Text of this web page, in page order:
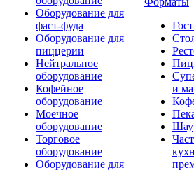
Оборудование для
фаст-фуда
Оборудование для
пиццерии
Нейтральное
оборудование
Кофейное
оборудование
Моечное
оборудование
Торговое
оборудование
Оборудование для
и